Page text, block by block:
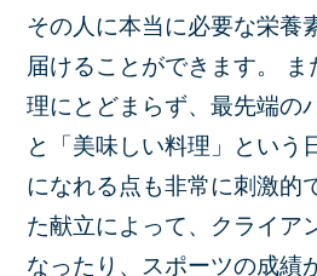
その人に本当に必要な栄養
届けることができます。
理にとどまらず、最先端の
と「美味しい料理」という
になれる点も非常に刺激的
た献立によって、クライア
なったり、スポーツの成績